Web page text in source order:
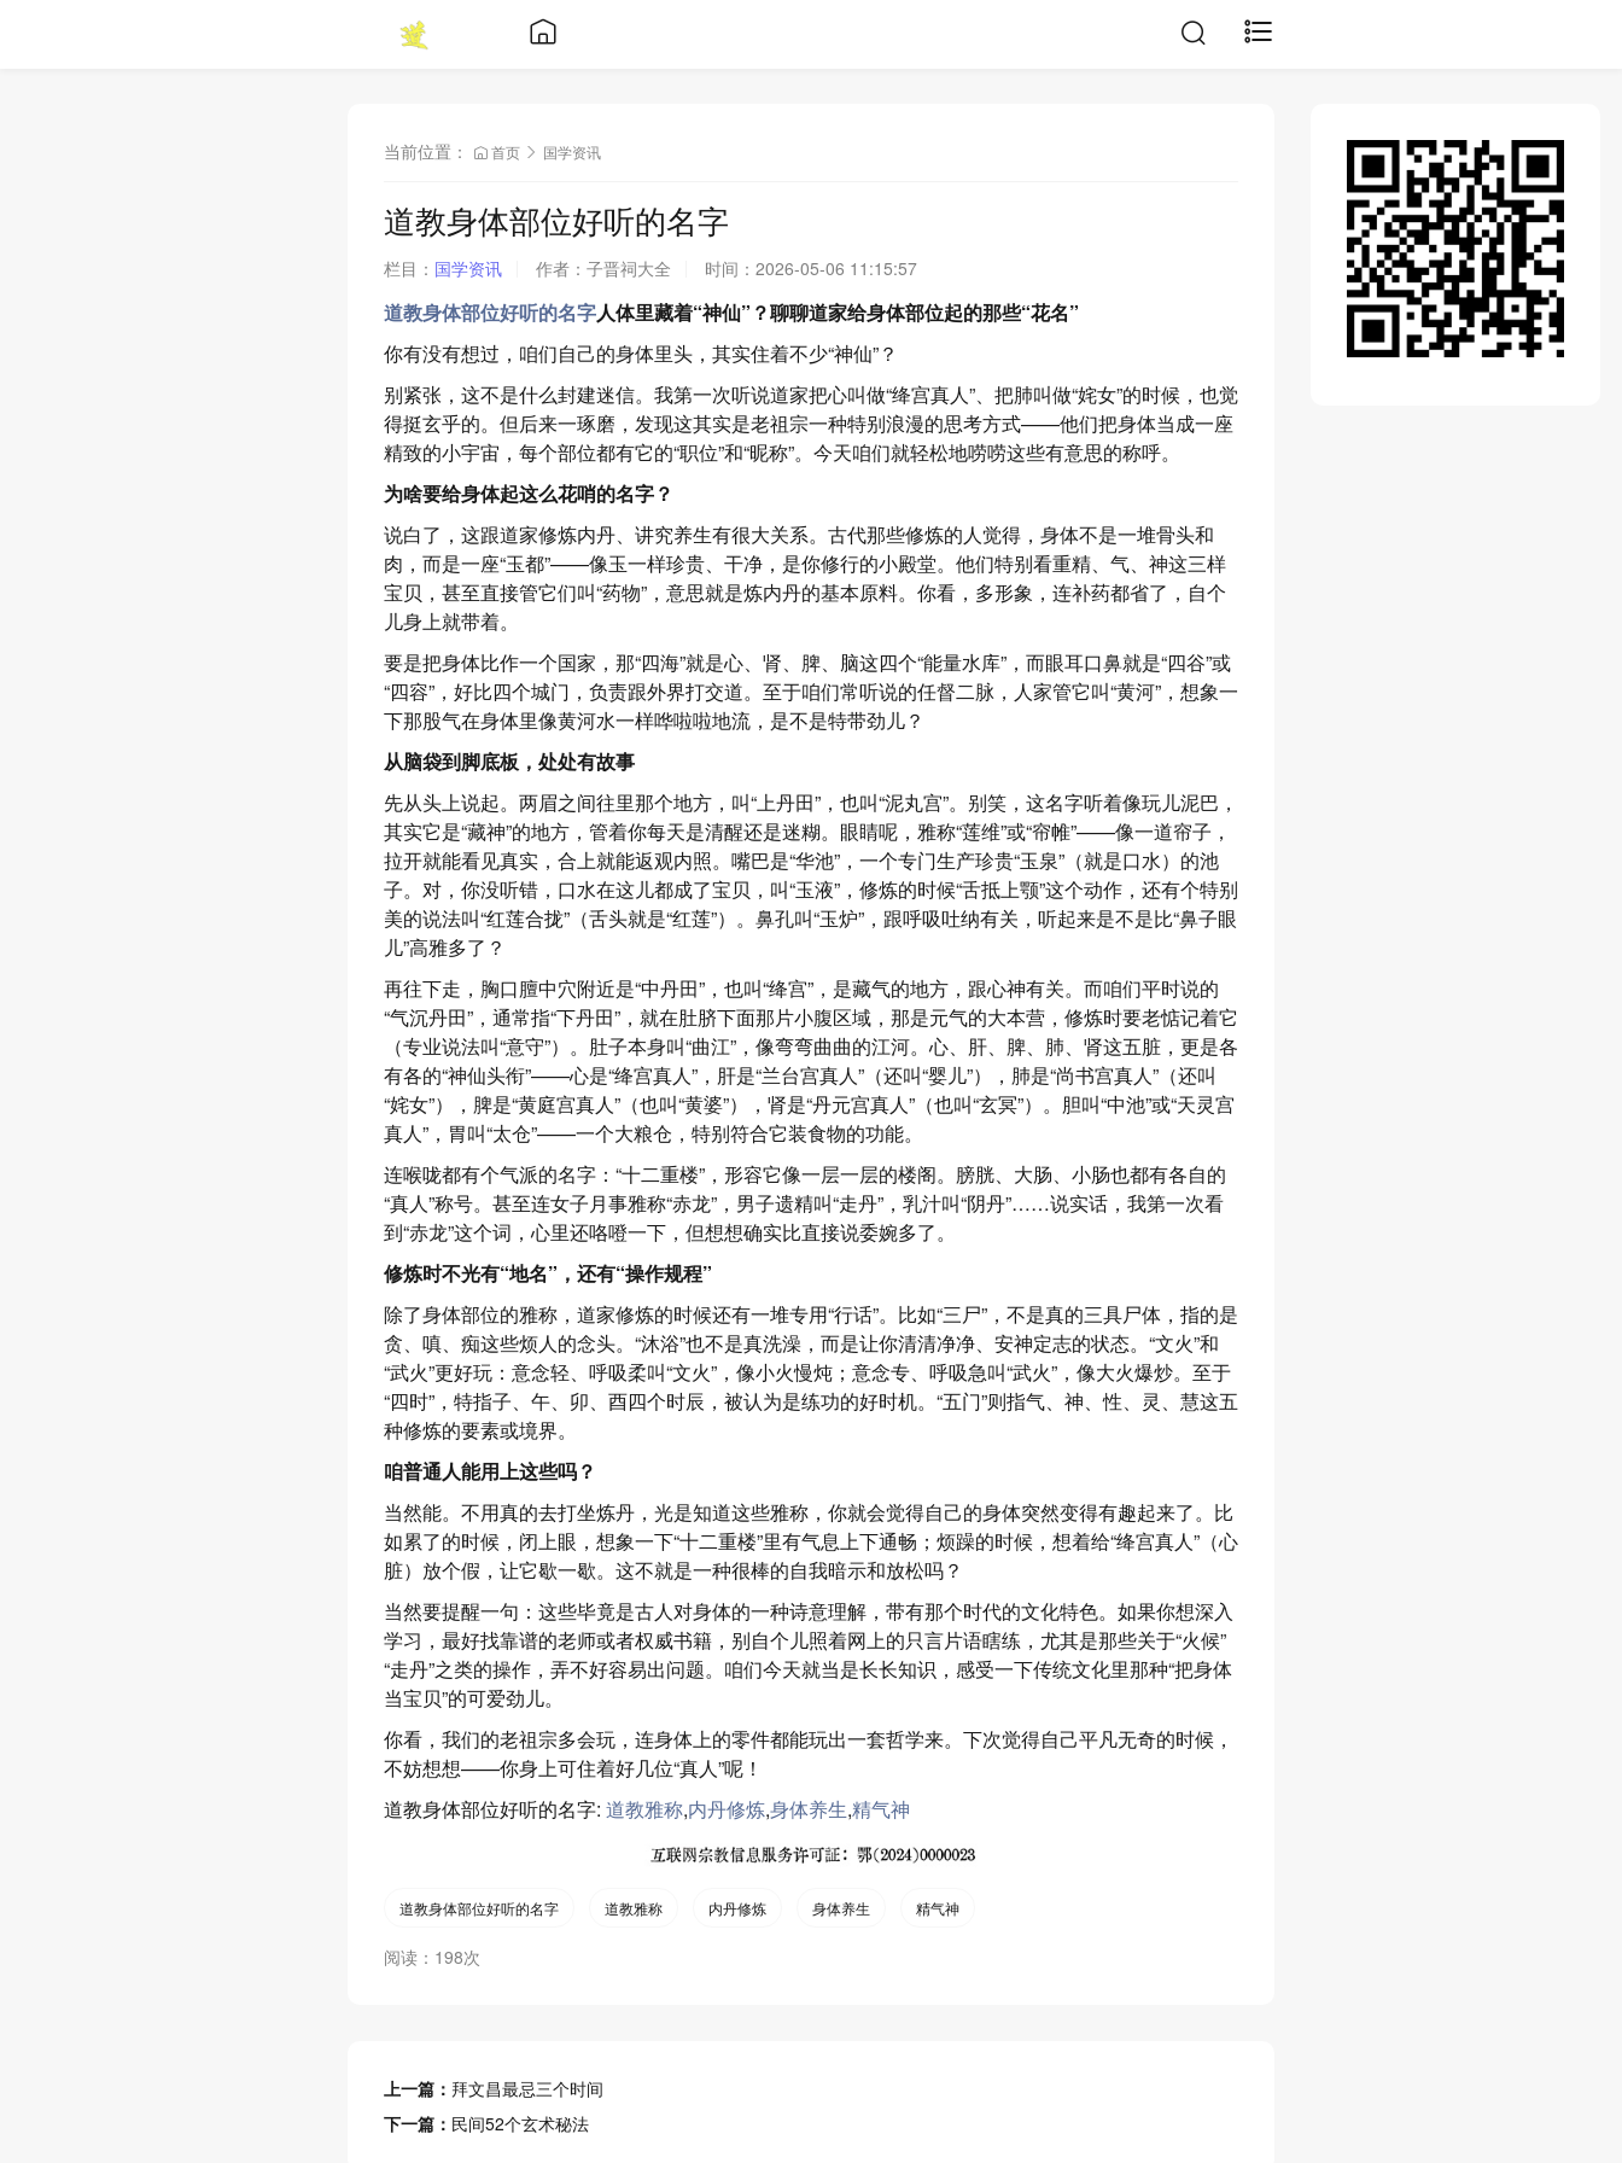
当前位置： 首页 国学资讯
道教身体部位好听的名字
栏目： 国学资讯 作者： 子晋祠大全 时间： 2026-05-06 11:15:57
道教身体部位好听的名字人体里藏着“神仙”？聊聊道家给身体部位起的那些“花名”
你有没有想过，咱们自己的身体里头，其实住着不少“神仙”？
别紧张，这不是什么封建迷信。我第一次听说道家把心叫做“绛宫真人”、把肺叫做“姹女”的时候，也觉
得挺玄乎的。但后来一琢磨，发现这其实是老祖宗一种特别浪漫的思考方式——他们把身体当成一座
精致的小宇宙，每个部位都有它的“职位”和“昵称”。今天咱们就轻松地唠唠这些有意思的称呼。
为啥要给身体起这么花哨的名字？
说白了，这跟道家修炼内丹、讲究养生有很大关系。古代那些修炼的人觉得，身体不是一堆骨头和
肉，而是一座“玉都”——像玉一样珍贵、干净，是你修行的小殿堂。他们特别看重精、气、神这三样
宝贝，甚至直接管它们叫“药物”，意思就是炼内丹的基本原料。你看，多形象，连补药都省了，自个
儿身上就带着。
要是把身体比作一个国家，那“四海”就是心、肾、脾、脑这四个“能量水库”，而眼耳口鼻就是“四谷”或
“四容”，好比四个城门，负责跟外界打交道。至于咱们常听说的任督二脉，人家管它叫“黄河”，想象一
下那股气在身体里像黄河水一样哗啦啦地流，是不是特带劲儿？
从脑袋到脚底板，处处有故事
先从头上说起。两眉之间往里那个地方，叫“上丹田”，也叫“泥丸宫”。别笑，这名字听着像玩儿泥巴，
其实它是“藏神”的地方，管着你每天是清醒还是迷糊。眼睛呢，雅称“莲维”或“帘帷”——像一道帘子，
拉开就能看见真实，合上就能返观内照。嘴巴是“华池”，一个专门生产珍贵“玉泉”（就是口水）的池
子。对，你没听错，口水在这儿都成了宝贝，叫“玉液”，修炼的时候“舌抵上颚”这个动作，还有个特别
美的说法叫“红莲合拢”（舌头就是“红莲”）。鼻孔叫“玉炉”，跟呼吸吐纳有关，听起来是不是比“鼻子眼
儿”高雅多了？
再往下走，胸口膻中穴附近是“中丹田”，也叫“绛宫”，是藏气的地方，跟心神有关。而咱们平时说的
“气沉丹田”，通常指“下丹田”，就在肚脐下面那片小腹区域，那是元气的大本营，修炼时要老惦记着它
（专业说法叫“意守”）。肚子本身叫“曲江”，像弯弯曲曲的江河。心、肝、脾、肺、肾这五脏，更是各
有各的“神仙头衔”——心是“绛宫真人”，肝是“兰台宫真人”（还叫“婴儿”），肺是“尚书宫真人”（还叫
“姹女”），脾是“黄庭宫真人”（也叫“黄婆”），肾是“丹元宫真人”（也叫“玄冥”）。胆叫“中池”或“天灵宫
真人”，胃叫“太仓”——一个大粮仓，特别符合它装食物的功能。
连喉咙都有个气派的名字：“十二重楼”，形容它像一层一层的楼阁。膀胱、大肠、小肠也都有各自的
“真人”称号。甚至连女子月事雅称“赤龙”，男子遗精叫“走丹”，乳汁叫“阴丹”……说实话，我第一次看
到“赤龙”这个词，心里还咯噔一下，但想想确实比直接说委婉多了。
修炼时不光有“地名”，还有“操作规程”
除了身体部位的雅称，道家修炼的时候还有一堆专用“行话”。比如“三尸”，不是真的三具尸体，指的是
贪、嗔、痴这些烦人的念头。“沐浴”也不是真洗澡，而是让你清清净净、安神定志的状态。“文火”和
“武火”更好玩：意念轻、呼吸柔叫“文火”，像小火慢炖；意念专、呼吸急叫“武火”，像大火爆炒。至于
“四时”，特指子、午、卯、酉四个时辰，被认为是练功的好时机。“五门”则指气、神、性、灵、慧这五
种修炼的要素或境界。
咱普通人能用上这些吗？
当然能。不用真的去打坐炼丹，光是知道这些雅称，你就会觉得自己的身体突然变得有趣起来了。比
如累了的时候，闭上眼，想象一下“十二重楼”里有气息上下通畅；烦躁的时候，想着给“绛宫真人”（心
脏）放个假，让它歇一歇。这不就是一种很棒的自我暗示和放松吗？
当然要提醒一句：这些毕竟是古人对身体的一种诗意理解，带有那个时代的文化特色。如果你想深入
学习，最好找靠谱的老师或者权威书籍，别自个儿照着网上的只言片语瞎练，尤其是那些关于“火候”
“走丹”之类的操作，弄不好容易出问题。咱们今天就当是长长知识，感受一下传统文化里那种“把身体
当宝贝”的可爱劲儿。
你看，我们的老祖宗多会玩，连身体上的零件都能玩出一套哲学来。下次觉得自己平凡无奇的时候，
不妨想想——你身上可住着好几位“真人”呢！
道教身体部位好听的名字: 道教雅称,内丹修炼,身体养生,精气神
道教身体部位好听的名字 道教雅称 内丹修炼 身体养生 精气神
阅读：198次
上一篇： 拜文昌最忌三个时间
下一篇： 民间52个玄术秘法